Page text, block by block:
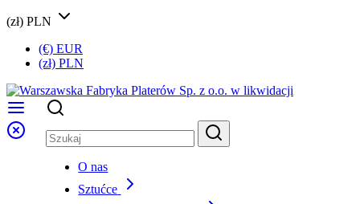
(zł) PLN
(€) EUR
(zł) PLN
O nas
Sztućce